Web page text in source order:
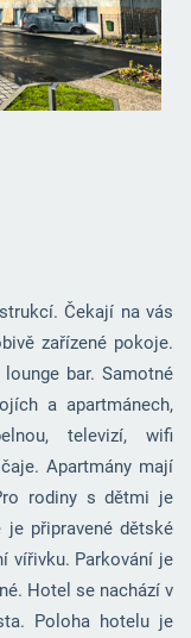
Čekají na vás
zařízené pokoje.
bar. Samotné
a apartmánech,
televizí, wifi
Apartmány mají
rodiny s dětmi je
je připravené dětské
vířivku. Parkování je
Hotel se nachází v
Poloha hotelu je